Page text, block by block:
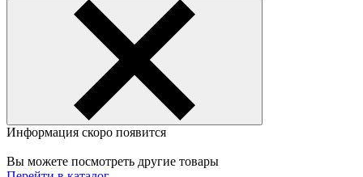
Информация скоро появится
Вы можете посмотреть другие товары